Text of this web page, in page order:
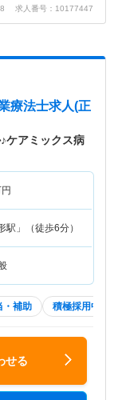
求人番号：10177447
療法士求人(正
ケアミックス病
駅」（徒歩6分）
・補助 積極採用中
せる